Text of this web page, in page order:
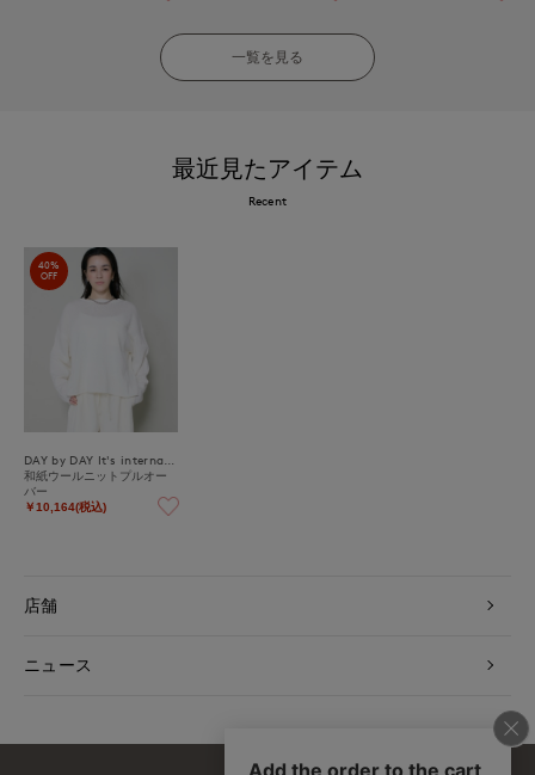
一覧を見る
最近見たアイテム
Recent
40%
OFF
和紙ウールニットプルオー
バー
￥10,164(税込)
店舗
ニュース